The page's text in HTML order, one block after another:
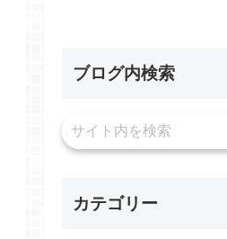
ブログ内検索
カテゴリー